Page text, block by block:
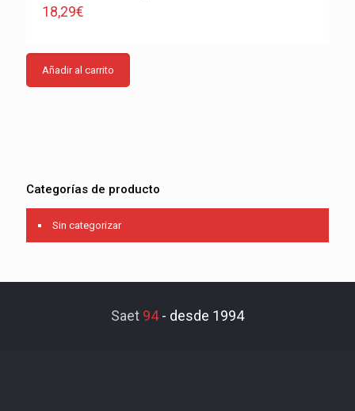
18,29€
Añadir al carrito
Categorías de producto
Sin categorizar
Saet 94- desde 1994